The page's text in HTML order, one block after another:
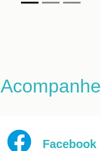
Acompanhe
Facebook